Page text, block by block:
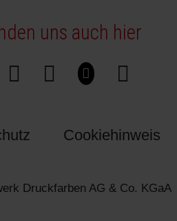
uns auch hier
Cookiehinweis
Druckfarben AG & Co. KGaA